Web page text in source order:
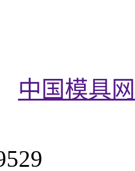
中国模具网